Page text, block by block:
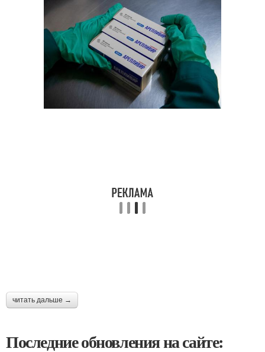
читать дальше →
Последние обновления на сайте: